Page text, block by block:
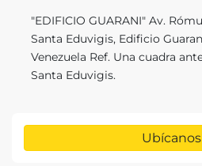
"EDIFICIO GUARANI" Av.
Santa Eduvigis, Edificio
Venezuela Ref. Una cuadra
Santa Eduvigis.